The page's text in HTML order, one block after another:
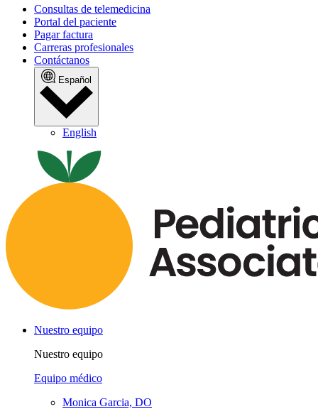
Consultas de telemedicina
Portal del paciente
Pagar factura
Carreras profesionales
Contáctanos
Español
English
Nuestro equipo
Nuestro equipo
Equipo médico
Monica Garcia, DO